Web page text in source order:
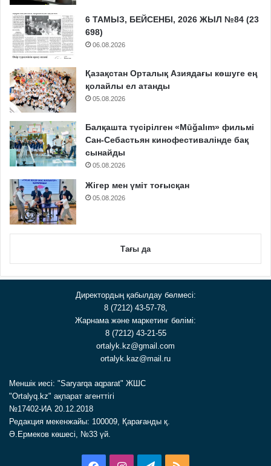
6 ТАМЫЗ, БЕЙСЕНБІ, 2026 ЖЫЛ №84 (23
698)
06.08.2026
Қазақстан Орталық Азиядағы көшуге ең
қолайлы ел атанды
05.08.2026
Балқашта түсірілген «Mūğalım» фильмі
Сан-Себастьян кинофестивалінде бақ
сынайды
05.08.2026
Жігер мен үміт тоғысқан
05.08.2026
Тағы да
Директордың қабылдау бөлмесі:
8 (7212) 43-57-78,
Жарнама және маркетинг бөлімі:
8 (7212) 43-21-55
ortalyk.kz@gmail.com
ortalyk.kaz@mail.ru
Меншік иесі: "Saryarqa aqparat" ЖШС
"Ortalyq.kz" ақпарат агенттігі
№17402-ИА 20.12.2018
Редакция мекенжайы: 100009, Қарағанды қ.
Ә.Ермеков көшесі, №33 үй.